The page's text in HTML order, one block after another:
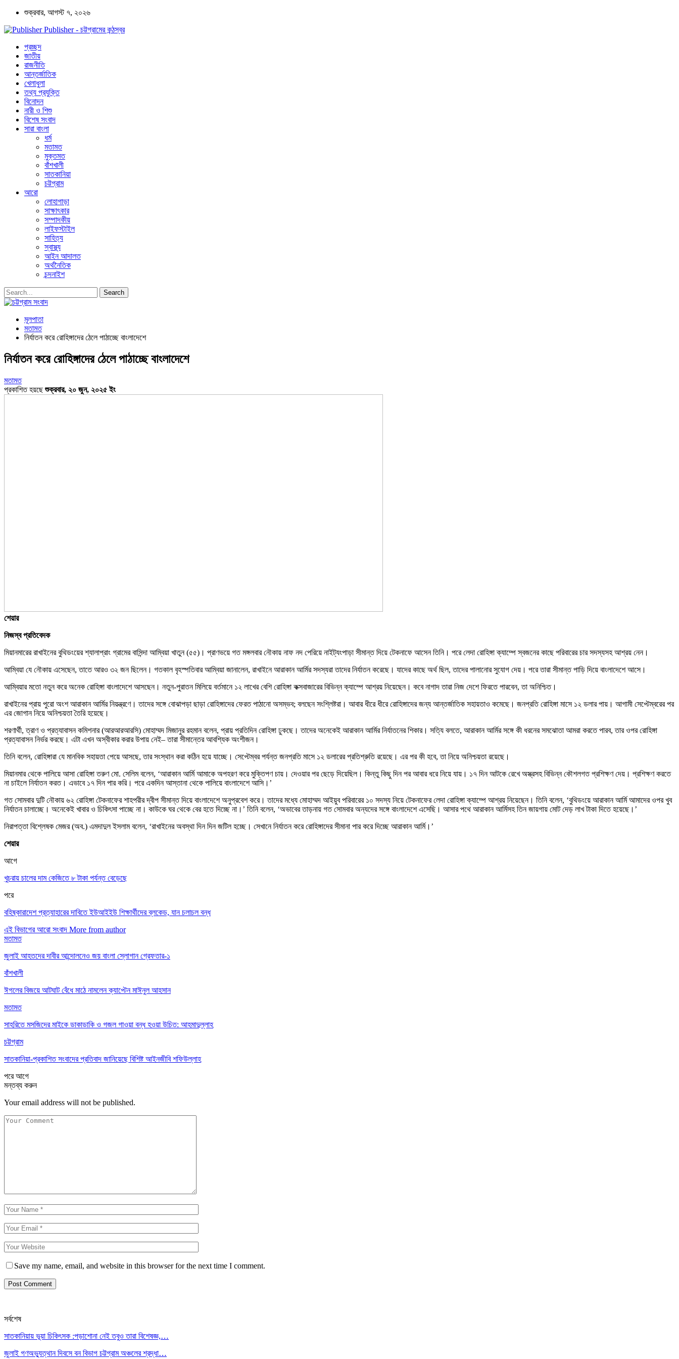
শুক্রবার, আগস্ট ৭, ২০২৬
Publisher - চট্টগ্রামের কন্ঠস্বর
প্রচ্ছদ
জাতীয়
রাজনীতি
আন্তর্জাতিক
খেলাধুলা
তথ্য প্রযুক্তি
বিনোদন
নারী ও শিশু
বিশেষ সংবাদ
সারা বাংলা
ধর্ম
মতামত
মুক্তমত
বাঁশখালী
সাতকানিয়া
চট্টগ্রাম
আরো
লোহাগাড়া
সাক্ষাৎকার
সম্পাদকীয়
লাইফস্টাইল
সাহিত্য
স্বাস্থ্য
আইন আদালত
অর্থনৈতিক
চন্দনাইশ
মূলপাতা
মতামত
নির্যাতন করে রোহিঙ্গাদের ঠেলে পাঠাচ্ছে বাংলাদেশে
নির্যাতন করে রোহিঙ্গাদের ঠেলে পাঠাচ্ছে বাংলাদেশে
মতামত
প্রকাশিত হয়ছেশুক্রবার, ২০ জুন, ২০২৫ ইং
শেয়ার
নিজস্ব প্রতিবেদক
মিয়ানমারের রাখাইনের বুথিডংয়ের শ্যালাপ্রাং গ্রামের বাসিন্দা আম্বিয়া খাতুন (৫৫)। প্রাণভয়ে গত মঙ্গলবার নৌকায় নাফ নদ পেরিয়ে নাইট্যংপাড়া সীমান্ত দিয়ে টেকনাফে আসেন তিনি। পরে লেদা রোহিঙ্গা ক্যাম্পে স্বজনের কাছে পরিবারের চার সদস্যসহ আশ্রয় নেন।
আম্বিয়া যে নৌকায় এসেছেন, তাতে আরও ৩২ জন ছিলেন। গতকাল বৃহস্পতিবার আম্বিয়া জানালেন, রাখাইনে আরাকান আর্মির সদস্যরা তাদের নির্যাতন করেছে। যাদের কাছে অর্থ ছিল, তাদের পালানোর সুযোগ দেয়। পরে তারা সীমান্ত পাড়ি দিয়ে বাংলাদেশে আসে।
আম্বিয়ার মতো নতুন করে অনেক রোহিঙ্গা বাংলাদেশে আসছেন। নতুন-পুরাতন মিলিয়ে বর্তমানে ১২ লাখের বেশি রোহিঙ্গা কক্সবাজারের বিভিন্ন ক্যাম্পে আশ্রয় নিয়েছেন। কবে নাগাদ তারা নিজ দেশে ফিরতে পারবেন, তা অনিশ্চিত।
রাখাইনের প্রায় পুরো অংশ আরাকান আর্মির নিয়ন্ত্রণে। তাদের সঙ্গে বোঝাপড়া ছাড়া রোহিঙ্গাদের ফেরত পাঠানো অসম্ভব; বলছেন সংশ্লিষ্টরা। আবার ধীরে ধীরে রোহিঙ্গাদের জন্য আন্তর্জাতিক সহায়তাও কমেছে। জনপ্রতি রোহিঙ্গা মাসে ১২ ডলার পায়। আগামী সেপ্টেম্বরের পর
এর জোগান নিয়ে অনিশ্চয়তা তৈরি হয়েছে।
শরণার্থী, ত্রাণ ও প্রত্যাবাসন কমিশনার (আরআরআরসি) মোহাম্মদ মিজানুর রহমান বলেন, প্রায় প্রতিদিন রোহিঙ্গা ঢুকছে। তাদের অনেকেই আরাকান আর্মির নির্যাতনের শিকার। সত্যি বলতে, আরাকান আর্মির সঙ্গে কী ধরনের সমঝোতা আমরা করতে পারব, তার ওপর রোহিঙ্গা
প্রত্যাবাসন নির্ভর করছে। এটা এখন অস্বীকার করার উপায় নেই– তারা সীমান্তের আবশ্যিক অংশীজন।
তিনি বলেন, রোহিঙ্গারা যে মানবিক সহায়তা পেয়ে আসছে, তার সংস্থান করা কঠিন হয়ে যাচ্ছে। সেপ্টেম্বর পর্যন্ত জনপ্রতি মাসে ১২ ডলারের প্রতিশ্রুতি রয়েছে। এর পর কী হবে, তা নিয়ে অনিশ্চয়তা রয়েছে।
মিয়ানমার থেকে পালিয়ে আসা রোহিঙ্গা তরুণ মো. সেলিম বলেন, ‘আরাকান আর্মি আমাকে অপহরণ করে মুক্তিপণ চায়। দেওয়ার পর ছেড়ে দিয়েছিল। কিন্তু কিছু দিন পর আবার ধরে নিয়ে যায়। ১৭ দিন আটকে রেখে অস্ত্রসহ বিভিন্ন কৌশলগত প্রশিক্ষণ দেয়। প্রশিক্ষণ করতে
না চাইলে নির্যাতন করত। এভাবে ১৭ দিন পার করি। পরে একদিন আস্তানা থেকে পালিয়ে বাংলাদেশে আসি।’
গত সোমবার দুটি নৌকায় ৬২ রোহিঙ্গা টেকনাফের শাহপরীর দ্বীপ সীমান্ত দিয়ে বাংলাদেশে অনুপ্রবেশ করে। তাদের মধ্যে মোহাম্মদ আইয়ুব পরিবারের ১০ সদস্য নিয়ে টেকনাফের লেদা রোহিঙ্গা ক্যাম্পে আশ্রয় নিয়েছেন। তিনি বলেন, ‘বুথিডংয়ে আরাকান আর্মি আমাদের ওপর খুব
নির্যাতন চালাচ্ছে। অনেকেই খাবার ও চিকিৎসা পাচ্ছে না। কাউকে ঘর থেকে বের হতে দিচ্ছে না।’ তিনি বলেন, ‘অভাবের তাড়নায় গত সোমবার অন্যদের সঙ্গে বাংলাদেশে এসেছি। আসার পথে আরাকান আর্মিসহ তিন জায়গায় মোট দেড় লাখ টাকা দিতে হয়েছে।’
নিরাপত্তা বিশ্লেষক মেজর (অব.) এমদাদুল ইসলাম বলেন, ‘রাখাইনের অবস্থা দিন দিন জটিল হচ্ছে। সেখানে নির্যাতন করে রোহিঙ্গাদের সীমানা পার করে দিচ্ছে আরাকান আর্মি।’
শেয়ার
আগে
খুচরায় চালের দাম কেজিতে ৮ টাকা পর্যন্ত বেড়েছে
পরে
বহিষ্কারাদেশ প্রত্যাহারের দাবিতে ইউআইইউ শিক্ষার্থীদের ব্লকেড, যান চলাচল বন্ধ
এই বিভাগের আরো সংবাদ More from author
মতামত
জুলাই আহতদের দাবীর আন্দোলনেও জয় বাংলা স্লোগান গ্রেফতার-১
বাঁশখালী
ঈগলের বিজয়ে আটঘাট বেঁধে মাঠে নামলেন ক্যাপ্টেন মাঈনুল আহসান
মতামত
সাহরিতে মসজিদের মাইকে ডাকাডাকি ও গজল গাওয়া বন্ধ হওয়া উচিত: আহমাদুল্লাহ
চট্টগ্রাম
সাতকানিয়া-প্রকাশিত সংবাদের প্রতিবাদ জানিয়েছে বিশিষ্ট আইনজীবি শফিউল্লাহ
পরেআগে
মন্তব্য করুন
Your email address will not be published.
Save my name, email, and website in this browser for the next time I comment.
সর্বশেষ
সাতকানিয়ায় ভূয়া চিকিৎসক :পড়াশোনা নেই তবুও তারা বিশেষজ্ঞ,…
জুলাই গণঅভ্যুত্থান দিবসে বন বিভাগ চট্টগ্রাম অঞ্চলের শ্রদ্ধা…